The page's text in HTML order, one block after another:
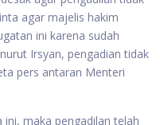
agar majelis hakim
ini karena sudah
Irsyan, pengadian tidak
pers antaran Menteri
ini, maka pengadilan telah